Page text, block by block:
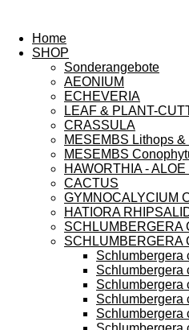
Home
SHOP
Sonderangebote
AEONIUM
ECHEVERIA
LEAF & PLANT-
CRASSULA
MESEMBS Lithops &
MESEMBS
HAWORTHIA -
CACTUS
GYMNOCALYCIUM
HATIORA
SCHLUMBERGERA
SCHLUMBERGERA
Schlumbergera
Schlumbergera
Schlumbergera
Schlumbergera
Schlumbergera